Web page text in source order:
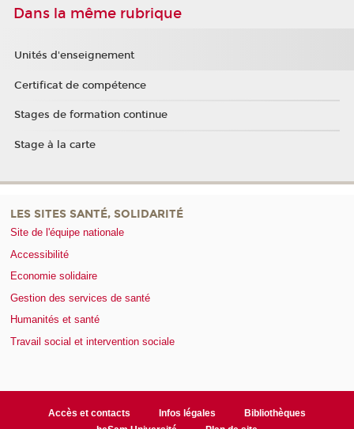
Dans la même rubrique
Unités d'enseignement
Certificat de compétence
Stages de formation continue
Stage à la carte
LES SITES SANTÉ, SOLIDARITÉ
Site de l'équipe nationale
Accessibilité
Economie solidaire
Gestion des services de santé
Humanités et santé
Travail social et intervention sociale
Accès et contacts Infos légales
Bibliothèques